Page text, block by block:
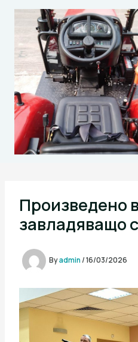
Skip
Произведено
завладяващо
Byadmin/16/03/2026